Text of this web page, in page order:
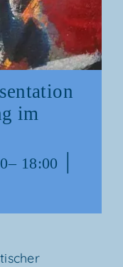
im
– 18:00 |